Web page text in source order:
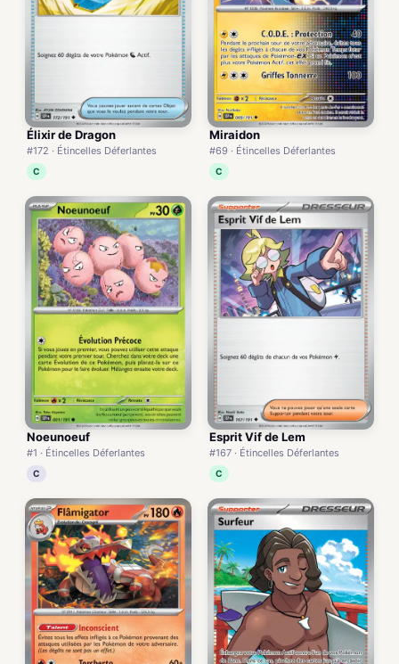
Élixir de Dragon
#172 · Étincelles Déferlantes
C
Miraidon
#69 · Étincelles Déferlantes
C
Noeunoeuf
#1 · Étincelles Déferlantes
C
Esprit Vif de Lem
#167 · Étincelles Déferlantes
C